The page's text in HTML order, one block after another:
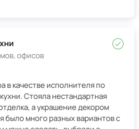
офисов
в качестве исполнителя по
Стояла нестандартная
а украшение декором